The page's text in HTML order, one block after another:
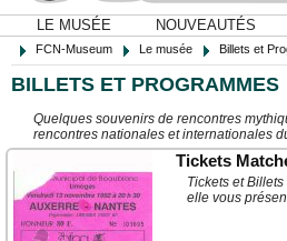
LE MUSÉE NOUVEAUTÉS
FCN-Museum Le musée Billets et
BILLETS ET PROGRAMMES
Quelques souvenirs de rencontres
rencontres nationales et internationales
Tickets
Tickets et
elle vous